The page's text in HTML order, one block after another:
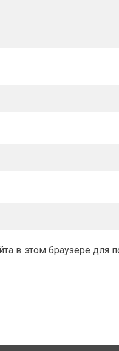
в этом браузере